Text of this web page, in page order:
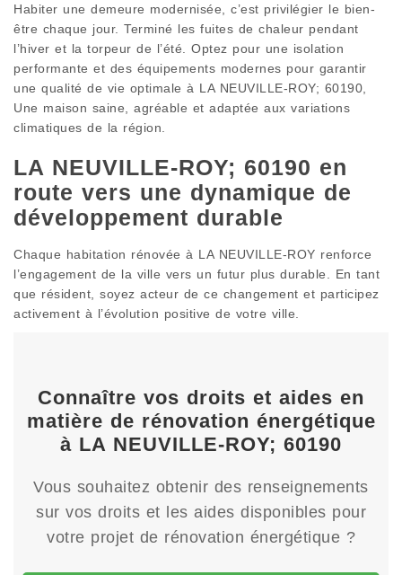
Habiter une demeure modernisée, c’est privilégier le bien-
être chaque jour. Terminé les fuites de chaleur pendant
l’hiver et la torpeur de l’été. Optez pour une isolation
performante et des équipements modernes pour garantir
une qualité de vie optimale à LA NEUVILLE-ROY; 60190,
Une maison saine, agréable et adaptée aux variations
climatiques de la région.
LA NEUVILLE-ROY; 60190 en
route vers une dynamique de
développement durable
Chaque habitation rénovée à LA NEUVILLE-ROY renforce
l’engagement de la ville vers un futur plus durable. En tant
que résident, soyez acteur de ce changement et participez
activement à l’évolution positive de votre ville.
Connaître vos droits et aides en
matière de rénovation énergétique
à LA NEUVILLE-ROY; 60190
Vous souhaitez obtenir des renseignements
sur vos droits et les aides disponibles pour
votre projet de rénovation énergétique ?